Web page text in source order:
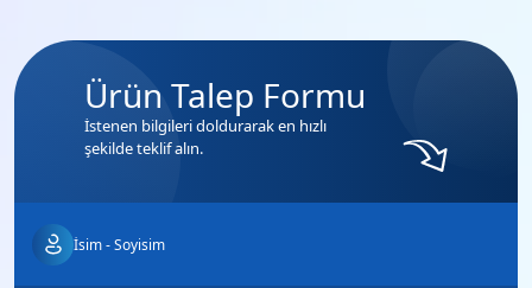
Ürün Talep Formu
İstenen bilgileri doldurarak en hızlı
şekilde teklif alın.